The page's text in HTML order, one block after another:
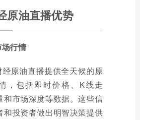
原油直播优势
行情
经原油直播提供全天候的原
，包括即时价格、K线走
和市场深度等数据。这些信
和投资者做出明智决策提供